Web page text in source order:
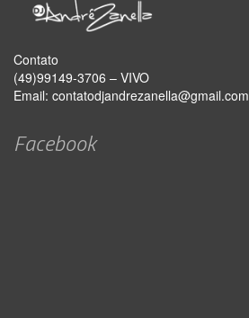
Contato
(49)99149-3706 – VIVO
Email: contatodjandrezanella@gmail.com
Facebook